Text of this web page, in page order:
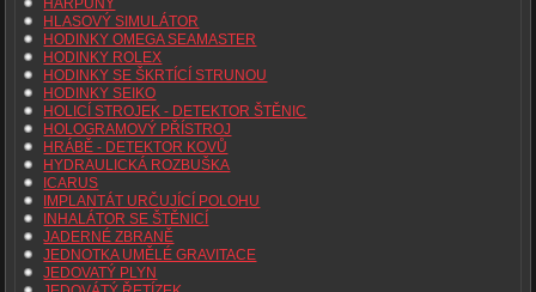
HARPUNY
HLASOVÝ SIMULÁTOR
HODINKY OMEGA SEAMASTER
HODINKY ROLEX
HODINKY SE ŠKRTÍCÍ STRUNOU
HODINKY SEIKO
HOLICÍ STROJEK - DETEKTOR ŠTĚNIC
HOLOGRAMOVÝ PŘÍSTROJ
HRÁBĚ - DETEKTOR KOVŮ
HYDRAULICKÁ ROZBUŠKA
ICARUS
IMPLANTÁT URČUJÍCÍ POLOHU
INHALÁTOR SE ŠTĚNICÍ
JADERNÉ ZBRANĚ
JEDNOTKA UMĚLÉ GRAVITACE
JEDOVATÝ PLYN